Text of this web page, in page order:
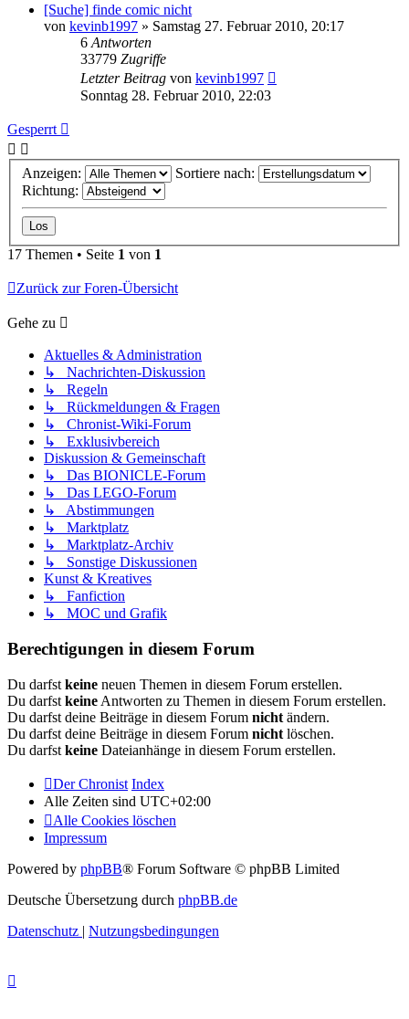
[Suche] finde comic nicht
von kevinb1997 » Samstag 27. Februar 2010, 20:17
6 Antworten
33779 Zugriffe
Letzter Beitrag von kevinb1997
Sonntag 28. Februar 2010, 22:03
Gesperrt
Anzeigen:
Sortiere nach:
Richtung:
17 Themen • Seite 1 von 1
Zurück zur Foren-Übersicht
Gehe zu
Aktuelles & Administration
↳ Nachrichten-Diskussion
↳ Regeln
↳ Rückmeldungen & Fragen
↳ Chronist-Wiki-Forum
↳ Exklusivbereich
Diskussion & Gemeinschaft
↳ Das BIONICLE-Forum
↳ Das LEGO-Forum
↳ Abstimmungen
↳ Marktplatz
↳ Marktplatz-Archiv
↳ Sonstige Diskussionen
Kunst & Kreatives
↳ Fanfiction
↳ MOC und Grafik
Berechtigungen in diesem Forum
Du darfst keine neuen Themen in diesem Forum erstellen.
Du darfst keine Antworten zu Themen in diesem Forum erstellen.
Du darfst deine Beiträge in diesem Forum nicht ändern.
Du darfst deine Beiträge in diesem Forum nicht löschen.
Du darfst keine Dateianhänge in diesem Forum erstellen.
Der Chronist Index
Alle Zeiten sind UTC+02:00
Alle Cookies löschen
Impressum
Powered by phpBB® Forum Software © phpBB Limited
Deutsche Übersetzung durch phpBB.de
Datenschutz | Nutzungsbedingungen